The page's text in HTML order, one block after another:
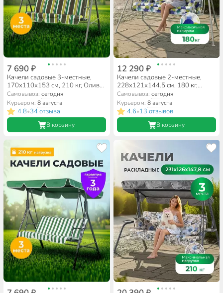
7 690 ₽
Качели садовые 3-местные,
170х110х153 см, 210 кг, Олива,
зелено-коричневые, полосы,
Y6-1987, металл
Самовывоз:сегодня
Курьером:8 августа
4.8•34 отзыва
В корзину
12 290 ₽
Качели садовые 2-местные,
228х121х144.5 см, 180 кг,
Лора, с 1272, металл
Самовывоз: сегодня
Курьером: 8 августа
4.6•13 отзывов
В корзину